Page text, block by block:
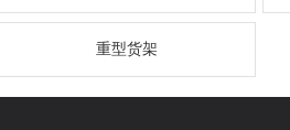
重型货架